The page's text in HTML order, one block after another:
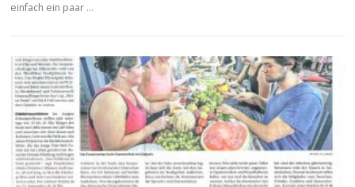
einfach ein paar …